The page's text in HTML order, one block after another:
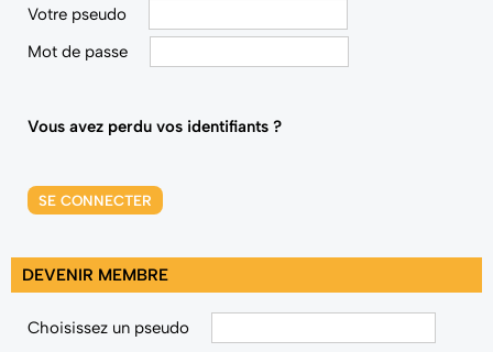
Votre pseudo
Mot de passe
Vous avez perdu vos identifiants ?
SE CONNECTER
DEVENIR MEMBRE
Choisissez un pseudo